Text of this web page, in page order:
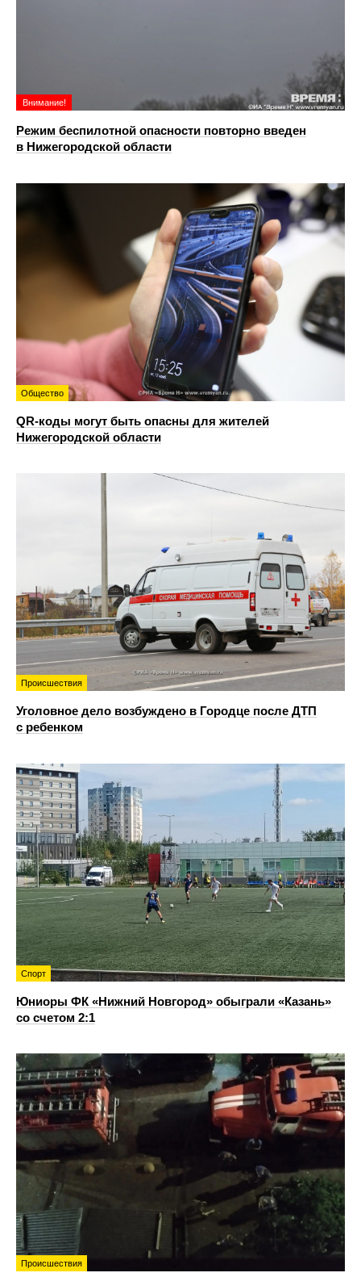
Внимание!
Режим беспилотной опасности повторно введен
в Нижегородской области
Общество
QR-коды могут быть опасны для жителей
Нижегородской области
Происшествия
Уголовное дело возбуждено в Городце после ДТП
с ребенком
Спорт
Юниоры ФК «Нижний Новгород» обыграли «Казань»
со счетом 2:1
Происшествия